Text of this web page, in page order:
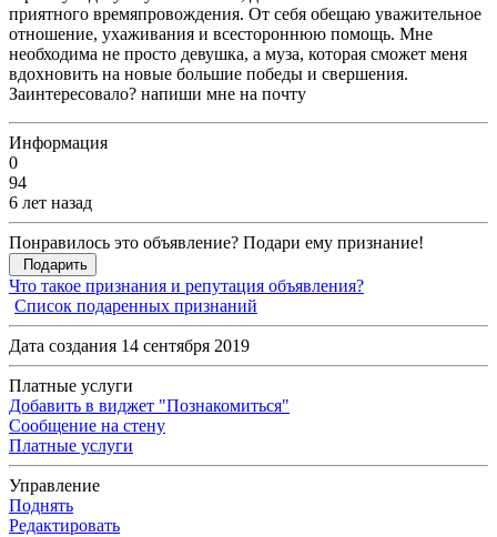
приятного времяпровождения. От себя обещаю уважительное
отношение, ухаживания и всестороннюю помощь. Мне
необходима не просто девушка, а муза, которая сможет меня
вдохновить на новые большие победы и свершения.
Заинтересовало? напиши мне на почту
Информация
0
94
6 лет назад
Понравилось это объявление? Подари ему признание!
Подарить
Что такое признания и репутация объявления?
Список подаренных признаний
Дата создания 14 сентября 2019
Платные услуги
Добавить в виджет "Познакомиться"
Сообщение на стену
Платные услуги
Управление
Поднять
Редактировать